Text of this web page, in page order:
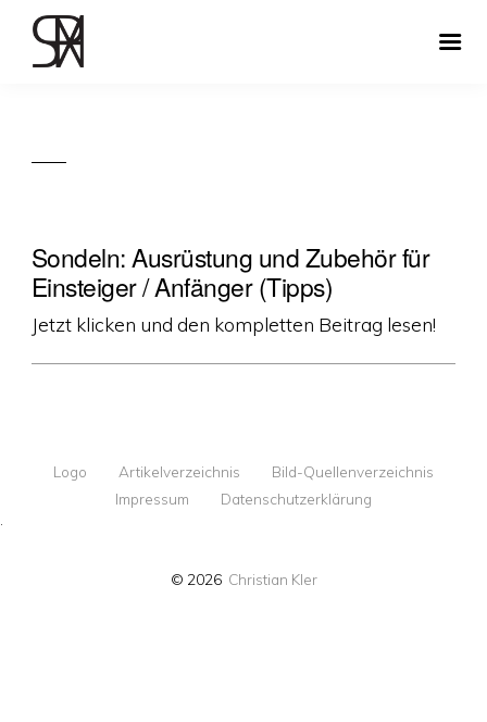
Sondeln: Ausrüstung und Zubehör für
Einsteiger / Anfänger (Tipps)
Jetzt klicken und den kompletten Beitrag lesen!
Logo Artikelverzeichnis
Bild-Quellenverzeichnis
Impressum
Datenschutzerklärung
·
© 2026 Christian Kler